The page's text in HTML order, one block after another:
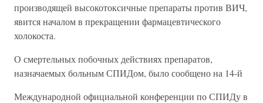
производящей высокотоксичные препараты против ВИЧ,
явится началом в прекращении фармацевтического
холокоста.
О смертельных побочных действиях препаратов,
назначаемых больным СПИДом, было сообщено на 14-й
Международной официальной конференции по СПИДу в